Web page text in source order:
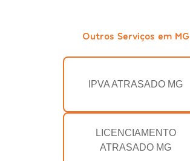
Outros Serviços em MG
IPVA ATRASADO MG
LICENCIAMENTO
ATRASADO MG